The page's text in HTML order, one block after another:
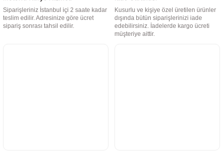
Siparişleriniz İstanbul içi 2 saate kadar
teslim edilir. Adresinize göre ücret
sipariş sonrası tahsil edilir.
Kusurlu ve kişiye özel üretilen ürünler
dışında bütün siparişlerinizi iade
edebilirsiniz. İadelerde kargo ücreti
müşteriye aittir.